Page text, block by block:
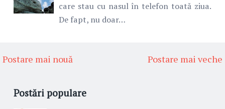
care stau cu nasul în telefon toată ziua.
De fapt, nu doar…
Postare mai nouă Postare mai veche
Postări populare